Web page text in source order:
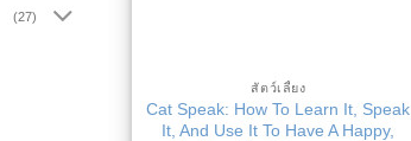
(27)
สัตว์เลี้ยง
Cat Speak: How To Learn It, Speak
It, And Use It To Have A Happy,